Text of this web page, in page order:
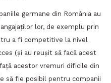
germane din România au
lor, de exemplu prin
a fi competitive la nivel
(și au reușit să facă acest
acestor vremuri dificile din
să fie posibil pentru companii